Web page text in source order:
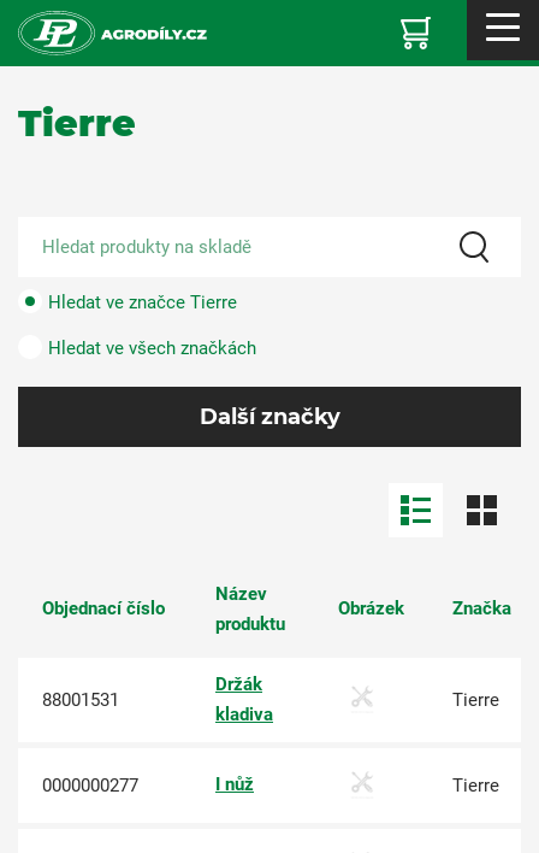
Tierre
Hledat ve značce Tierre
Hledat ve všech značkách
Další značky
Objednací číslo
Název
produktu
Obrázek Značka
88001531
Držák
kladiva
Tierre
0000000277 I nůž Tierre